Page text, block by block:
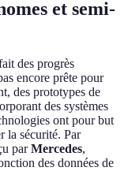
et semi-
des progrès
encore prête pour
des prototypes de
des systèmes
ont pour but
la sécurité. Par
parMercedes,
des données de